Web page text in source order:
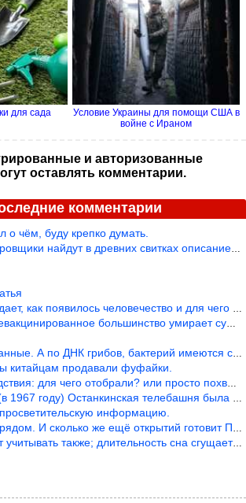
для сада
Условие Украины для помощи США в
войне с Ираном
и авторизованные
оставлять комментарии.
комментарии
о чём, буду крепко думать.
найдут в древних свитках описание классифика
как появилось человечество и для чего оно сущ
большинство умирает существенно ча
А по ДНК грибов, бактерий имеются сведения из
китайцам продавали фуфайки.
для чего отобрали? или просто похвастались.
году) Останкинская телебашня была самым в
информацию.
И сколько же ещё открытий готовит Просвещень
также; длительность сна сгущает кровото